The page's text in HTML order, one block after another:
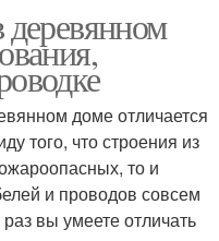
деревянном
доме отличается
того, что строения из
то и
и проводов совсем
вы умеете отличать